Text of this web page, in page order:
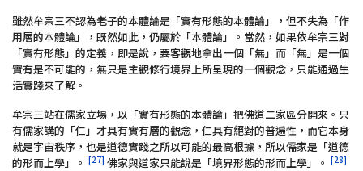
雖然牟宗三不認為老子的本體論是「實有形態的本體論」，但不失為「作
用層的本體論」，既然如此，仍屬於「本體論」。當然，如果依牟宗三對
「實有形態」的定義，即是說，要客觀地拿出一個「無」而「無」是一個
實有是不可能的，無只是主觀修行境界上所呈現的一個觀念，只能通過生
活實踐來了解。
牟宗三站在儒家立場，以「實有形態的本體論」把佛道二家區分開來。只
有儒家講的「仁」才具有實有層的觀念，仁具有絕對的普遍性，而它本身
就是宇宙秩序，也是道德實踐之所以可能的最高根據，所以儒家是「道德
的形而上學」。 [27] 佛家與道家只能說是「境界形態的形而上學」。 [28]